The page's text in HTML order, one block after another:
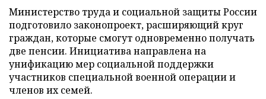
Министерство труда и социальной защиты России
подготовило законопроект, расширяющий круг
граждан, которые смогут одновременно получать
две пенсии. Инициатива направлена на
унификацию мер социальной поддержки
участников специальной военной операции и
членов их семей.